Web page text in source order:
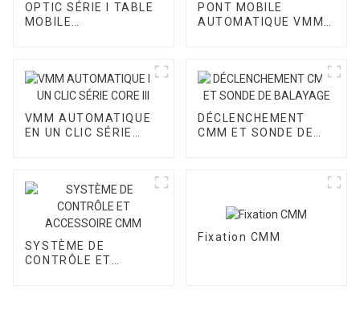
OPTIC SÉRIE I TABLE
MOBILE
PONT MOBILE
AUTOMATIQUE VMM
VMM AUTOMATIQUE
EN UN CLIC SÉRIE
DÉCLENCHEMENT
CMM ET SONDE DE
SYSTÈME DE
CONTRÔLE ET
Fixation CMM